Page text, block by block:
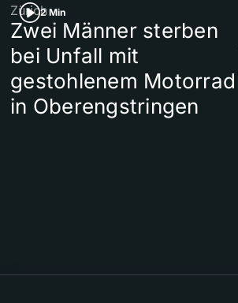
2 Min
Zürich
Zwei Männer sterben
bei Unfall mit
gestohlenem Motorrad
in Oberengstringen